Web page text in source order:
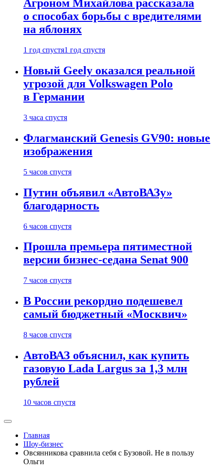
Агроном Михайлова рассказала
о способах борьбы с вредителями
на яблонях
1 год спустя1 год спустя
Новый Geely оказался реальной
угрозой для Volkswagen Polo
в Германии
3 часа спустя
Флагманский Genesis GV90: новые
изображения
5 часов спустя
Путин объявил «АвтоВАЗу»
благодарность
6 часов спустя
Прошла премьера пятиместной
версии бизнес-седана Senat 900
7 часов спустя
В России рекордно подешевел
самый бюджетный «Москвич»
8 часов спустя
АвтоВАЗ объяснил, как купить
газовую Lada Largus за 1,3 млн
рублей
10 часов спустя
Главная
Шоу-бизнес
Овсянникова сравнила себя с Бузовой. Не в пользу
Ольги